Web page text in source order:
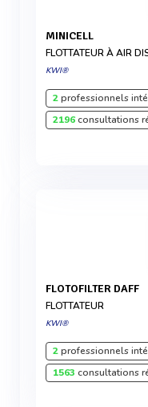
MINICELL
FLOTTATEUR À AIR
KWI®
2professionnels
2196consultations
FLOTOFILTER DAFF
FLOTTATEUR
KWI®
2professionnels
1563 consultations